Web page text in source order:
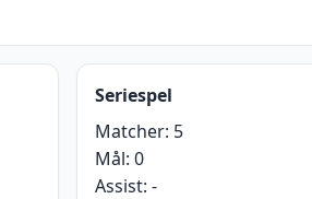
Seriespel
Matcher: 5
Mål: 0
Assist: -